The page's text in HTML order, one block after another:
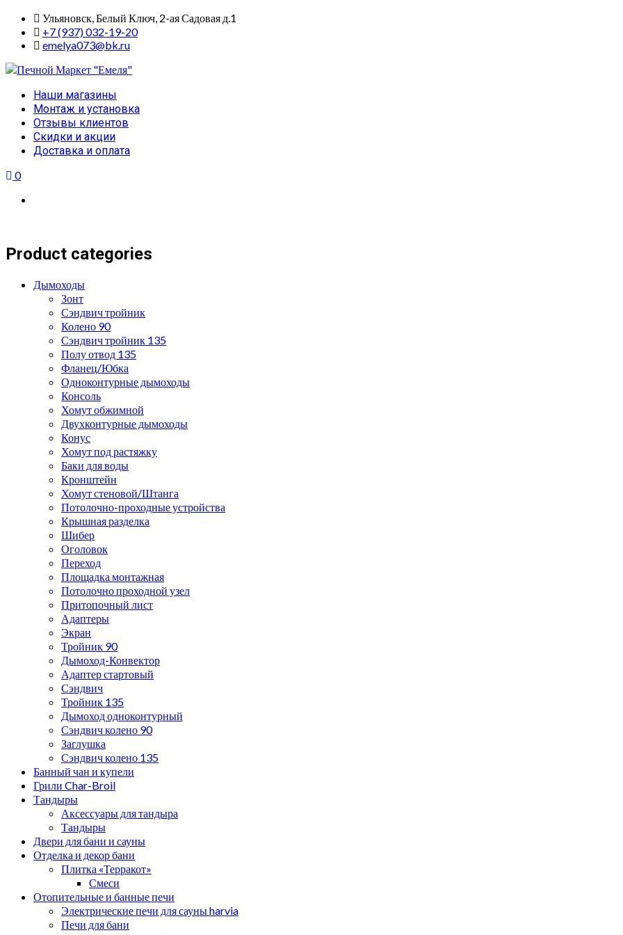
Skip
content
Ульяновск, Белый Ключ, 2-ая Садовая д.1
+7 (937) 032-19-20
emelya073@bk.ru
Primary
Menu
Наши магазины
Монтаж и установка
Отзывы клиентов
Скидки и акции
Доставка и оплата
0
Product categories
Дымоходы
Зонт
Сэндвич тройник
Колено 90
Сэндвич тройник 135
Полу отвод 135
Фланец/Юбка
Одноконтурные дымоходы
Консоль
Хомут обжимной
Двухконтурные дымоходы
Конус
Хомут под растяжку
Баки для воды
Кронштейн
Хомут стеновой/Штанга
Потолочно-проходные устройства
Крышная разделка
Шибер
Оголовок
Переход
Площадка монтажная
Потолочно проходной узел
Притопочный лист
Адаптеры
Экран
Тройник 90
Дымоход-Конвектор
Адаптер стартовый
Сэндвич
Тройник 135
Дымоход одноконтурный
Сэндвич колено 90
Заглушка
Сэндвич колено 135
Банный чан и купели
Грили Char-Broil
Тандыры
Аксессуары для тандыра
Тандыры
Двери для бани и сауны
Отделка и декор бани
Плитка «Терракот»
Смеси
Отопительные и банные печи
Электрические печи для сауны harvia
Печи для бани